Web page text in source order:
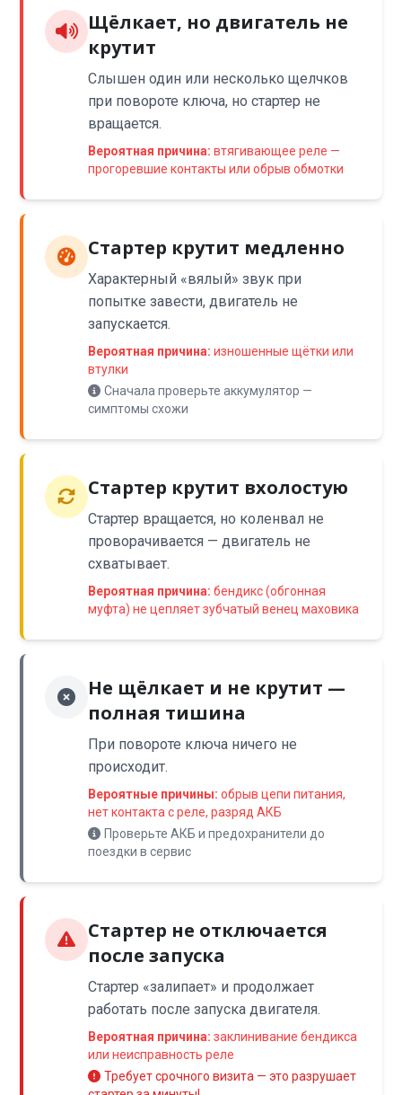
Щёлкает, но двигатель не
крутит
Слышен один или несколько щелчков
при повороте ключа, но стартер не
вращается.
Вероятная причина: втягивающее реле —
прогоревшие контакты или обрыв обмотки
Стартер крутит медленно
Характерный «вялый» звук при
попытке завести, двигатель не
запускается.
Вероятная причина: изношенные щётки или
втулки
Сначала проверьте аккумулятор —
симптомы схожи
Стартер крутит вхолостую
Стартер вращается, но коленвал не
проворачивается — двигатель не
схватывает.
Вероятная причина: бендикс (обгонная
муфта) не цепляет зубчатый венец маховика
Не щёлкает и не крутит —
полная тишина
При повороте ключа ничего не
происходит.
Вероятные причины: обрыв цепи питания,
нет контакта с реле, разряд АКБ
Проверьте АКБ и предохранители до
поездки в сервис
Стартер не отключается
после запуска
Стартер «залипает» и продолжает
работать после запуска двигателя.
Вероятная причина: заклинивание бендикса
или неисправность реле
Требует срочного визита — это разрушает